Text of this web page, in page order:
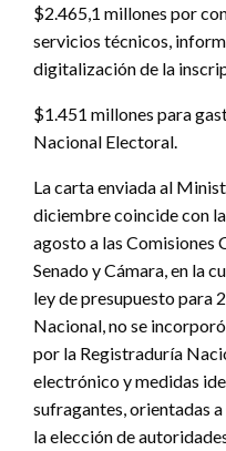
$2.465,1 millones por
servicios técnicos,
digitalización de la
$1.451 millones para
Nacional Electoral.
La carta enviada al
diciembre coincide con
agosto a las Comisiones
Senado y Cámara, en la
ley de presupuesto para
Nacional, no se
por la Registraduría
electrónico y medidas
sufragantes, orientadas
la elección de